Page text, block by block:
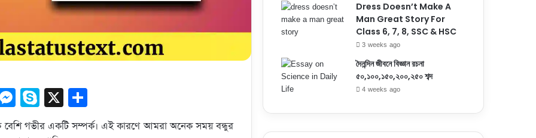
M
e
S
ky
X
h
বেশি গভীর একটি সম্পর্ক। এই কারণে আমরা অনেক সময় বন্ধুর
Dress Doesn’t Make A
Man Great Story For
Class 6, 7, 8, SSC & HSC
3 weeks ago
দৈনন্দিন জীবনে বিজ্ঞান রচনা
৫০,১০০,১৫০,২০০,২৫০ শব্দ
4 weeks ago